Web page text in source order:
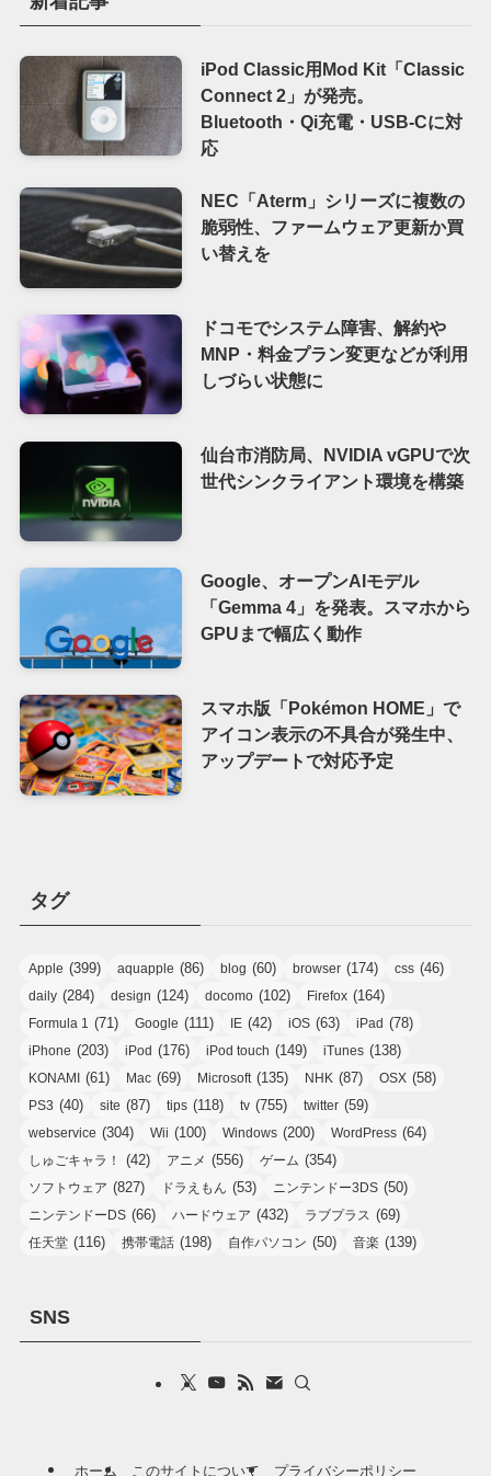
iPod Classic用Mod Kit「Classic
Connect 2」が発売。
Bluetooth・Qi充電・USB-Cに対
応
NEC「Aterm」シリーズに複数の
脆弱性、ファームウェア更新か買
い替えを
ドコモでシステム障害、解約や
MNP・料金プラン変更などが利用
しづらい状態に
仙台市消防局、NVIDIA vGPUで次
世代シンクライアント環境を構築
Google、オープンAIモデル
「Gemma 4」を発表。スマホから
GPUまで幅広く動作
スマホ版「Pokémon HOME」で
アイコン表示の不具合が発生中、
アップデートで対応予定
タグ
Apple (399) aquapple (86) blog (60) browser (174) css (46)
daily (284) design (124) docomo (102) Firefox (164)
Formula 1 (71) Google (111) IE (42) iOS (63) iPad (78)
iPhone (203) iPod (176) iPod touch (149) iTunes (138)
KONAMI (61) Mac (69) Microsoft(135) NHK (87) OSX (58)
PS3 (40) site (87) tips (118) tv (755) twitter (59)
webservice (304) Wii (100) Windows (200) WordPress (64)
しゅごキャラ！ (42) アニメ (556) ゲーム (354)
ソフトウェア (827) ドラえもん (53) ニンテンドー3DS (50)
ニンテンドーDS (66) ハードウェア (432) ラブプラス (69)
任天堂 (116) 携帯電話 (198) 自作パソコン (50) 音楽 (139)
SNS
ホーム このサイトについて プライバシーポリシー